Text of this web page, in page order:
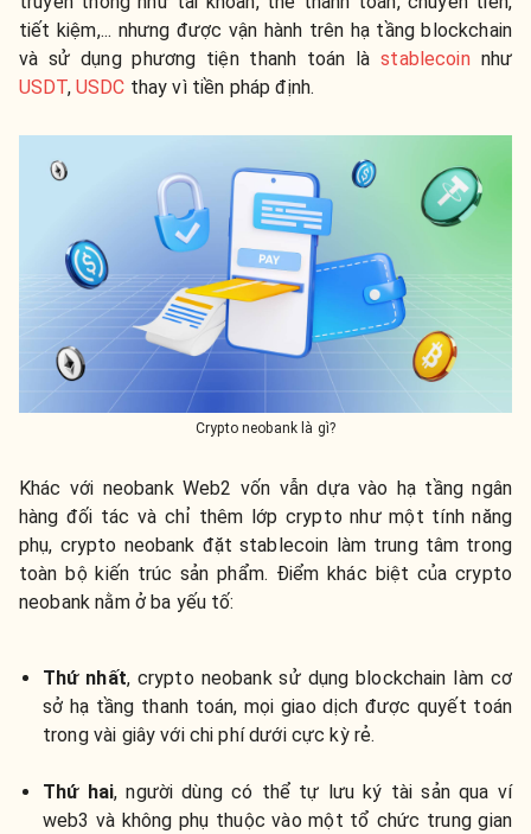
tiết kiệm,... nhưng được vận hành trên hạ tầng blockchain
và sử dụng phương tiện thanh toán làstablecoinnhư
USDT, USDC thay vì tiền pháp định.
Crypto neobank là gì?
Khác với neobank Web2 vốn vẫn dựa vào hạ tầng ngân
hàng đối tác và chỉ thêm lớp crypto như một tính năng
phụ, crypto neobank đặt stablecoin làm trung tâm trong
toàn bộ kiến trúc sản phẩm. Điểm khác biệt của crypto
neobank nằm ở ba yếu tố:
Thứ nhất, crypto neobank sử dụng blockchain làm cơ
sở hạ tầng thanh toán, mọi giao dịch được quyết toán
trong vài giây với chi phí dưới cực kỳ rẻ.
Thứ hai, người dùng có thể tự lưu ký tài sản qua ví
web3 và không phụ thuộc vào một tổ chức trung gian